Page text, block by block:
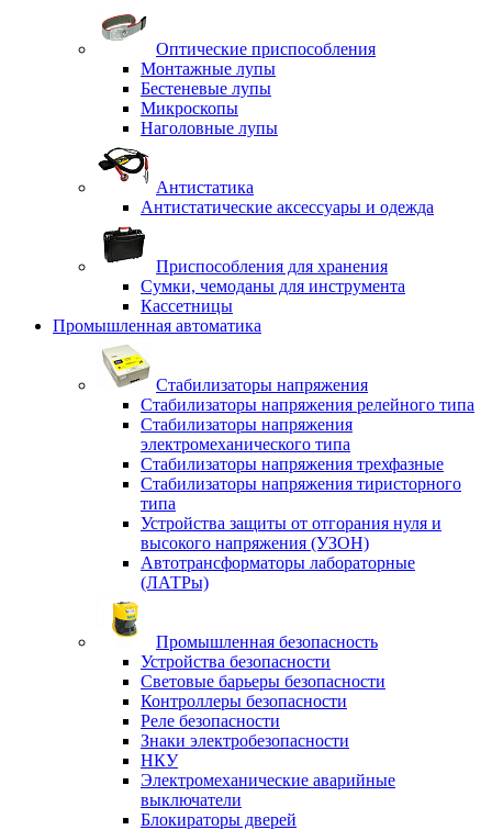
Оптические приспособления
Монтажные лупы
Бестеневые лупы
Микроскопы
Наголовные лупы
Антистатика
Антистатические аксессуары и одежда
Приспособления для хранения
Сумки, чемоданы для инструмента
Кассетницы
Промышленная автоматика
Стабилизаторы напряжения
Стабилизаторы напряжения релейного типа
Стабилизаторы напряжения
электромеханического типа
Стабилизаторы напряжения трехфазные
Стабилизаторы напряжения тиристорного
типа
Устройства защиты от отгорания нуля и
высокого напряжения (УЗОН)
Автотрансформаторы лабораторные
(ЛАТРы)
Промышленная безопасность
Устройства безопасности
Световые барьеры безопасности
Контроллеры безопасности
Реле безопасности
Знаки электробезопасности
НКУ
Электромеханические аварийные
выключатели
Блокираторы дверей